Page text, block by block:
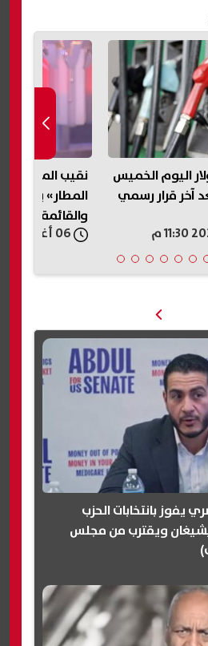
«سيدة
أسرية خطيرة..
عودة
مؤقت..
بانتخابات الحزب
ويقترب من مجلس